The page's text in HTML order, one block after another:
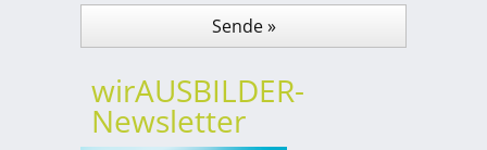
wirAUSBILDER-
Newsletter